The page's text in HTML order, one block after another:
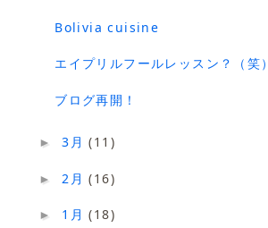
Bolivia cuisine
エイプリルフールレッスン？（笑）
ブログ再開！
►3月(11)
► 2月(16)
► 1月(18)